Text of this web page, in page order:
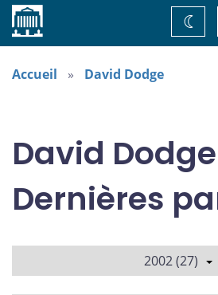
Accueil
de
Accueil David Dodge
David
Dernières
2002 (27)